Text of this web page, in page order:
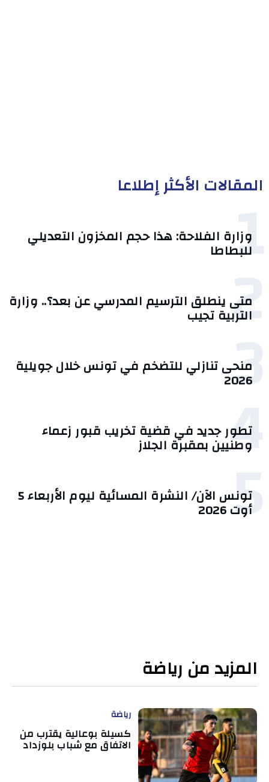
المقالات الأكثر إطلاعا
1
وزارة الفلاحة: هذا حجم المخزون التعديلي
للبطاطا
2
متى ينطلق الترسيم المدرسي عن بعد؟.. وزارة
التربية تجيب
3 منحى تنازلي ‎للتضخم في تونس خلال جويلية
2026‎
4
تطور جديد في قضية تخريب قبور زعماء
وطنيين بمقبرة الجلاز
5 تونس الآن/ النشرة المسائية ليوم الأربعاء 5
أوت 2026
المزيد من رياضة
رياضة
كسيلة بوعالية يقترب من
الاتفاق مع شباب بلوزداد